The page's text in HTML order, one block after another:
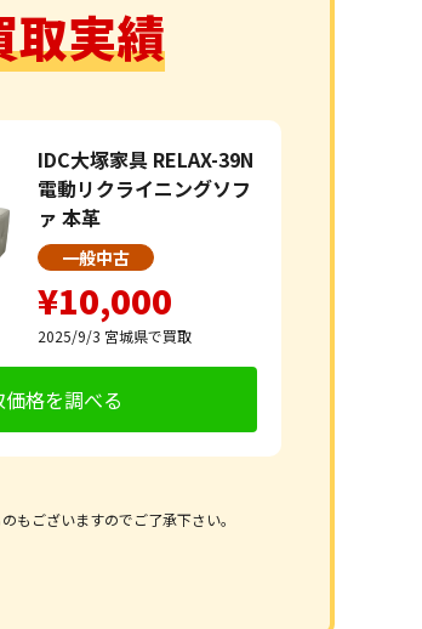
取実績
IDC大塚家具 RELAX-39N
電動リクライニングソフ
ァ 本革
一般中古
¥10,000
2025/9/3 宮城県で買取
価格を調べる
もございますのでご了承下さい。